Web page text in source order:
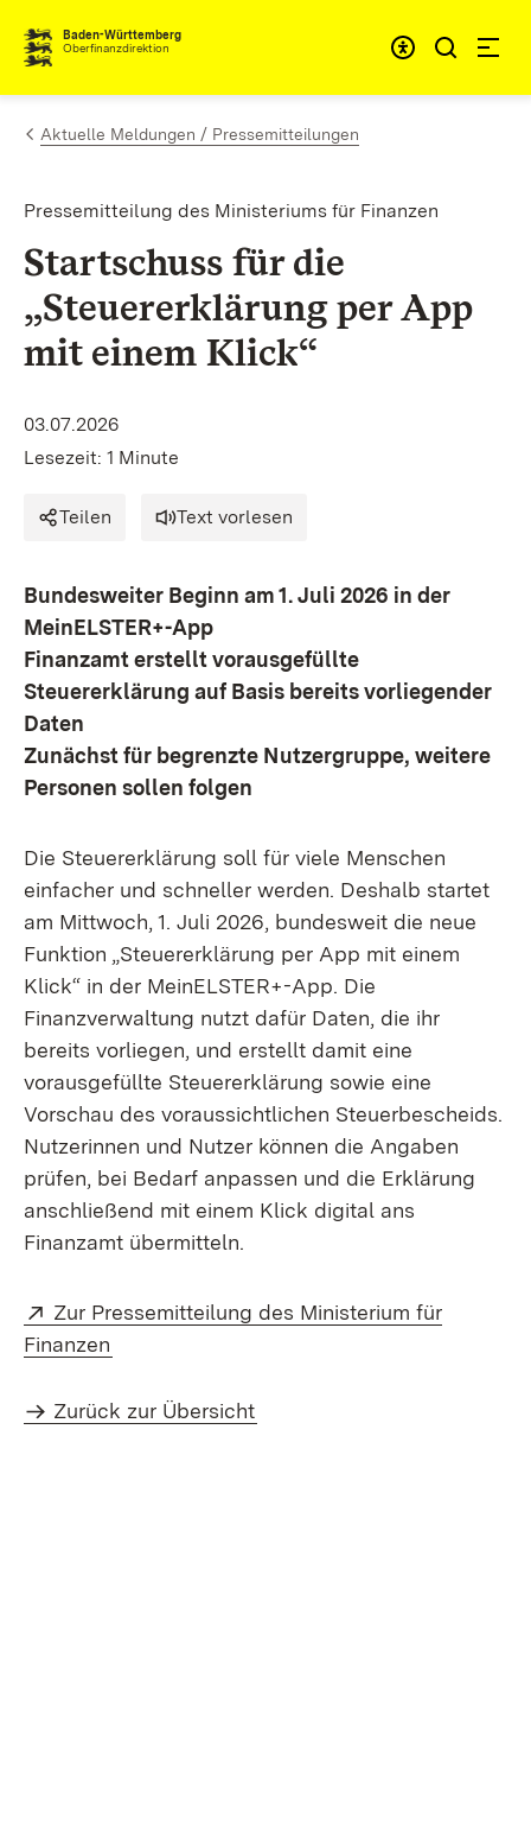
Zum Inhalt springen
Baden-Württemberg
Oberfinanzdirektion
Aktuelle Meldungen / Pressemitteilungen
Pressemitteilung des Ministeriums für Finanzen
Startschuss für die
„Steuererklärung per App
mit einem Klick“
03.07.2026
Lesezeit: 1 Minute
Teilen Text vorlesen
Bundesweiter Beginn am 1. Juli 2026 in der
MeinELSTER+-App
Finanzamt erstellt vorausgefüllte
Steuererklärung auf Basis bereits vorliegender
Daten
Zunächst für begrenzte Nutzergruppe, weitere
Personen sollen folgen
Die Steuererklärung soll für viele Menschen
einfacher und schneller werden. Deshalb startet
am Mittwoch, 1. Juli 2026, bundesweit die neue
Funktion „Steuererklärung per App mit einem
Klick“ in der MeinELSTER+-App. Die
Finanzverwaltung nutzt dafür Daten, die ihr
bereits vorliegen, und erstellt damit eine
vorausgefüllte Steuererklärung sowie eine
Vorschau des voraussichtlichen Steuerbescheids.
Nutzerinnen und Nutzer können die Angaben
prüfen, bei Bedarf anpassen und die Erklärung
anschließend mit einem Klick digital ans
Finanzamt übermitteln.
Extern:
Zur Pressemitteilung des Ministerium für
Finanzen
Zurück zur Übersicht